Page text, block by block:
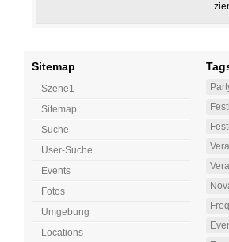
Sitemap
Szene1
Sitemap
Suche
User-Suche
Events
Fotos
Umgebung
Locations